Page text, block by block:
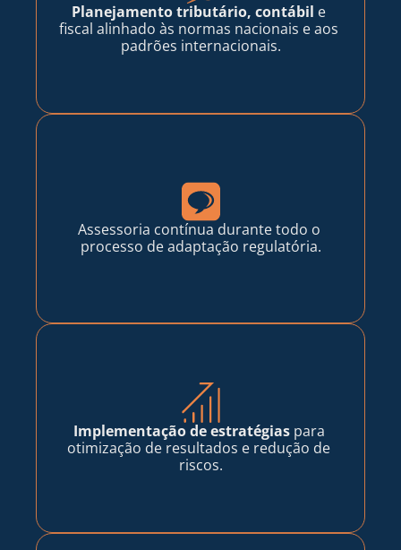
Planejamento tributário, contábil e
fiscal alinhado às normas nacionais e aos
padrões internacionais.
Assessoria contínua durante todo o
processo de adaptação regulatória.
Implementação de estratégias para
otimização de resultados e redução de
riscos.